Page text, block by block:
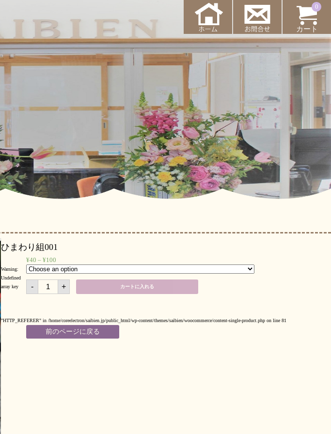
ひまわり組001
¥40 – ¥100
-
ひ
り
+ カートに入れる
Warning:
Undefined
array key
"HTTP_REFERER" in /home/coreelectron/saibien.jp/public_html/wp-content/themes/saibien/woocommerce/content-single-product.phpon line 81
前のページに戻る
0
カート